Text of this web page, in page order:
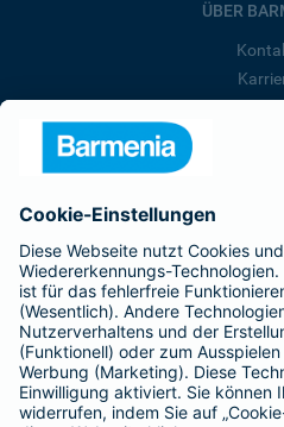
ÜBER
Barmenia ist Teil der
BELIEBTE
Kranken-